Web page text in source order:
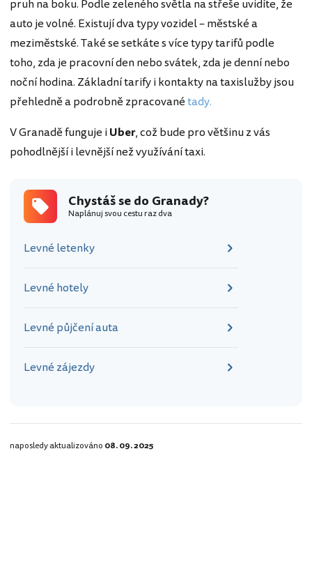
pruh na boku. Podle zeleného světla na střeše uvidíte, že
auto je volné. Existují dva typy vozidel – městské a
meziměstské. Také se setkáte s více typy tarifů podle
toho, zda je pracovní den nebo svátek, zda je denní nebo
noční hodina. Základní tarify i kontakty na taxislužby jsou
přehledně a podrobně zpracovanétady.
V Granadě funguje iUber, což bude pro většinu z vás
pohodlnější i levnější než využívání taxi.
Chystáš se do Granady?
Naplánuj svou cestu raz dva
Levné letenky
Levné hotely
Levné půjčení auta
Levné zájezdy
naposledy aktualizováno 08. 09. 2025